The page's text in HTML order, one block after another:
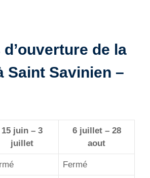
de la
Saint Savinien –
15 juin – 3
juillet
6 juillet – 28
aout
Fermé